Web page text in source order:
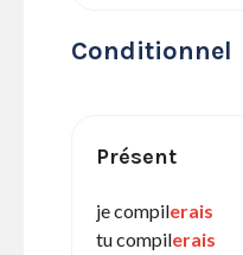
Conditionnel
Présent
je compilerais
tu compilerais